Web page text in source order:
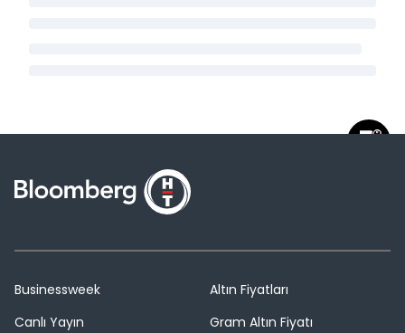
Businessweek
Canlı Yayın
Altın Fiyatları
Gram Altın Fiyatı